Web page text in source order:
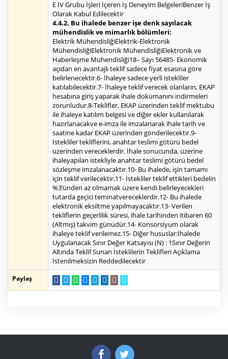
E IV Grubu İşleri İçeren İş Deneyim BelgeleriBenzer İş
Olarak Kabul Edilecektir
4.4.2. Bu ihalede benzer işe denk sayılacak
mühendislik ve mimarlık bölümleri:
Elektrik MühendisliğiElektrik-Elektronik
MühendisliğiElektronik MühendisliğiElektronik ve
Haberleşme Mühendisliği18– Sayı 56485- Ekonomik
açıdan en avantajlı teklif sadece fiyat esasına göre
belirlenecektir.6- İhaleye sadece yerli istekliler
katılabilecektir.7- İhaleye teklif verecek olanların, EKAP
hesabına giriş yaparak ihale dokümanını indirmeleri
zorunludur.8-Teklifler, EKAP üzerinden teklif mektubu
ile ihaleye katılım belgesi ve diğer ekler kullanılarak
hazırlanacakve e-imza ile imzalanarak ihale tarih ve
saatine kadar EKAP üzerinden gönderilecektir.9-
İstekliler tekliflerini, anahtar teslimi götürü bedel
üzerinden vereceklerdir. İhale sonucunda, üzerine
ihaleyapılan istekliyle anahtar teslimi götürü bedel
sözleşme imzalanacaktır.10- Bu ihalede, işin tamamı
için teklif verilecektir.11- İstekliler teklif ettikleri bedelin
%3’ünden az olmamak üzere kendi belirleyecekleri
tutarda geçici teminatvereceklerdir.12- Bu ihalede
elektronik eksiltme yapılmayacaktır.13- Verilen
tekliflerin geçerlilik süresi, ihale tarihinden itibaren 60
(Altmış) takvim günüdür.14- Konsorsiyum olarak
ihaleye teklif verilemez.15- Diğer hususlar:İhalede
Uygulanacak Sınır Değer Katsayısı (N) : 1Sınır Değerin
Altında Teklif Sunan İsteklilerin Teklifleri Açıklama
İstenilmeksizin Reddedilecektir
Paylaş